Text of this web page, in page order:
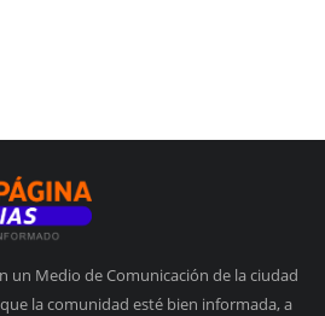
un Medio de Comunicación de la ciudad
la comunidad esté bien informada, a